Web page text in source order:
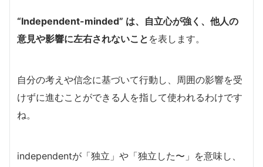
“Independent-minded” は、自立心が強く、他人の
意見や影響に左右されないこと を表します。
自分の考えや信念に基づいて行動し、周囲の影響を受
けずに進むことができる人を指して使われるわけです
ね。
independentが「独立」や「独立した〜」を意味し、